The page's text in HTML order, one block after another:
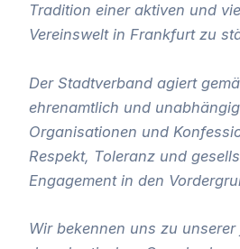
Tradition einer aktiven und
Vereinswelt in Frankfurt zu
Der Stadtverband agiert
ehrenamtlich und
Organisationen und
Respekt, Toleranz und
Engagement in den
Wir bekennen uns zu